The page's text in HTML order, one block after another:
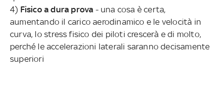
4) Fisico a dura prova - una cosa è certa,
aumentando il carico aerodinamico e le velocità in
curva, lo stress fisico dei piloti crescerà e di molto,
perché le accelerazioni laterali saranno decisamente
superiori